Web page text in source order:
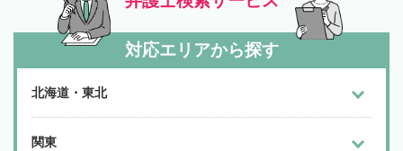
対応エリアから探す
北海道・東北
関東